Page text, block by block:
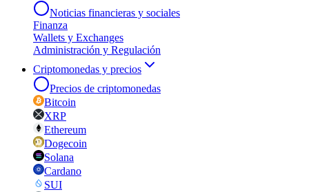
Noticias financieras y sociales
Finanza
Wallets y Exchanges
Administración y Regulación
Criptomonedas y precios
Precios de criptomonedas
Bitcoin
XRP
Ethereum
Dogecoin
Solana
Cardano
SUI